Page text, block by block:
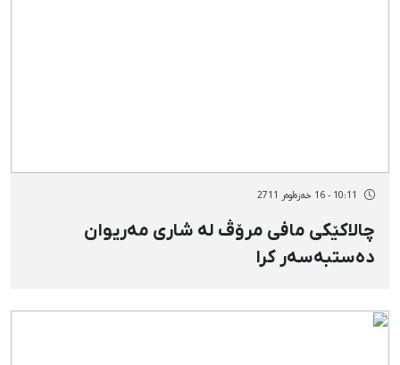
10:11 - 16 خەزەڵوەر 2711
چالاكێكی مافی مرۆڤ لە شاری مەریوان
دەستبەسەر كرا